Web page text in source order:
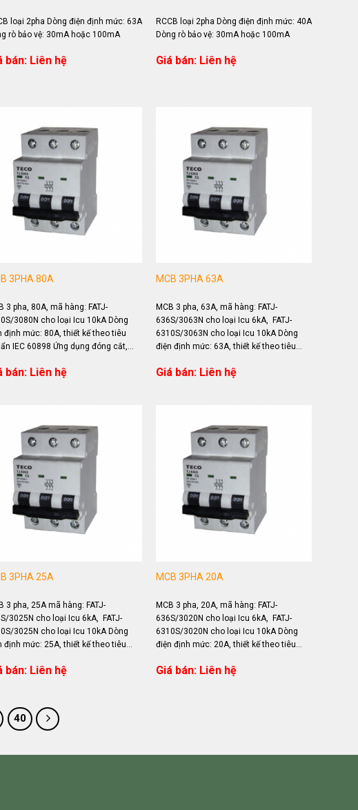
loại 2pha Dòng điện định mức: 63A
rò bảo vệ: 30mA hoặc 100mA
bán: Liên hệ
RCCB loại 2pha Dòng điện định mức: 40A
Dòng rò bảo vệ: 30mA hoặc 100mA
Giá bán: Liên hệ
3PHA 80A
3 pha, 80A, mã hàng: FATJ-
3080N cho loại Icu 10kA Dòng
định mức: 80A, thiết kế theo tiêu
IEC 60898 Ứng dụng đóng cắt,
bán: Liên hệ
MCB 3PHA 63A
MCB 3 pha, 63A, mã hàng: FATJ-
636S/3063N cho loại Icu 6kA, FATJ-
6310S/3063N cho loại Icu 10kA Dòng
điện định mức: 63A, thiết kế theo tiêu
Giá bán: Liên hệ
3PHA 25A
3 pha, 25A mã hàng: FATJ-
3025N cho loại Icu 6kA, FATJ-
3025N cho loại Icu 10kA Dòng
định mức: 25A, thiết kế theo tiêu
bán: Liên hệ
MCB 3PHA 20A
MCB 3 pha, 20A, mã hàng: FATJ-
636S/3020N cho loại Icu 6kA, FATJ-
6310S/3020N cho loại Icu 10kA Dòng
điện định mức: 20A, thiết kế theo tiêu
Giá bán: Liên hệ
40